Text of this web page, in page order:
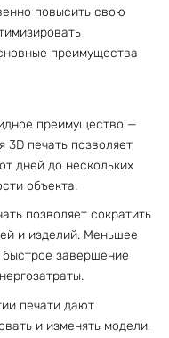
повысить свою
преимущества
преимущество —
3D печать позволяет
дней до нескольких
объекта.
позволяет сократить
и изделий. Меньшее
завершение
печати дают
и изменять модели,